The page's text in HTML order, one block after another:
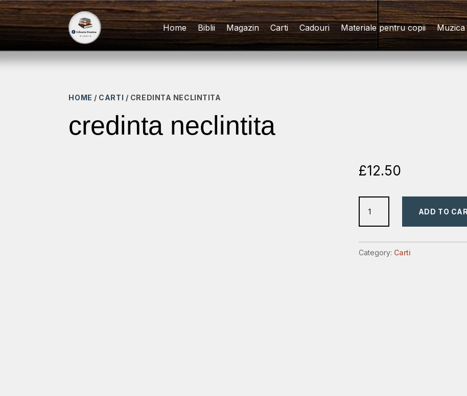
Home Biblii Magazin Carti Cadouri Materiale pentru copii Muzica
HOME / CARTI / CREDINTA NECLINTITA
credinta neclintita
£12.50
ADD TO
Category: Carti